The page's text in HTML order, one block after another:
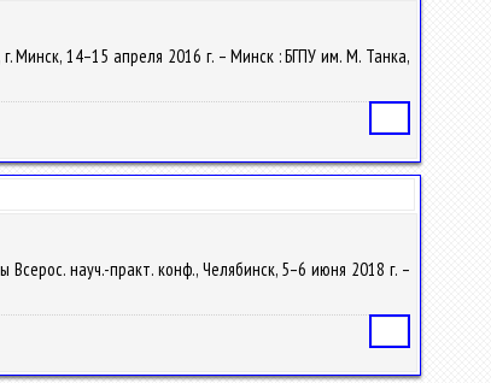
Минск, 14–15 апреля 2016 г. – Минск : БГПУ им. М. Танка,
науч.-практ. конф., Челябинск, 5–6 июня 2018 г. –